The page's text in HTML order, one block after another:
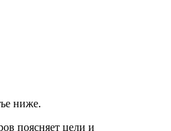
ниже.
поясняет цели и